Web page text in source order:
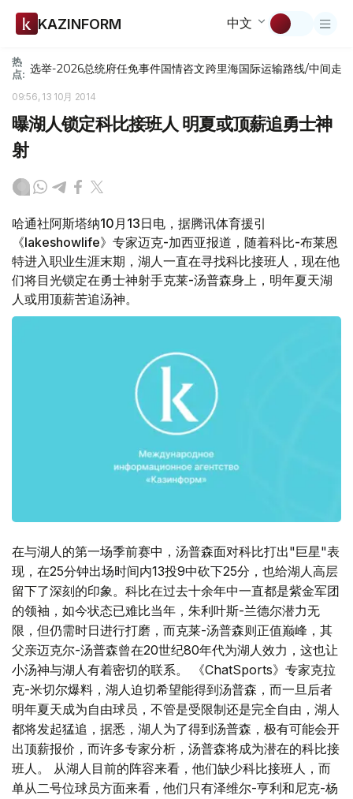
KAZINFORM 中文
热
点: 选举-2026总统府任免事件国情咨文跨里海国际运输路线/中间走廊
09:56, 13 10月 2014
曝湖人锁定科比接班人 明夏或顶薪追勇士神
射
哈通社阿斯塔纳10月13日电，据腾讯体育援引
《lakeshowlife》专家迈克-加西亚报道，随着科比-布莱恩
特进入职业生涯末期，湖人一直在寻找科比接班人，现在他
们将目光锁定在勇士神射手克莱-汤普森身上，明年夏天湖
人或用顶薪苦追汤神。
在与湖人的第一场季前赛中，汤普森面对科比打出"巨星"表
现，在25分钟出场时间内13投9中砍下25分，也给湖人高层
留下了深刻的印象。科比在过去十余年中一直都是紫金军团
的领袖，如今状态已难比当年，朱利叶斯-兰德尔潜力无
限，但仍需时日进行打磨，而克莱-汤普森则正值巅峰，其
父亲迈克尔-汤普森曾在20世纪80年代为湖人效力，这也让
小汤神与湖人有着密切的联系。 《ChatSports》专家克拉
克-米切尔爆料，湖人迫切希望能得到汤普森，而一旦后者
明年夏天成为自由球员，不管是受限制还是完全自由，湖人
都将发起猛追，据悉，湖人为了得到汤普森，极有可能会开
出顶薪报价，而许多专家分析，汤普森将成为潜在的科比接
班人。 从湖人目前的阵容来看，他们缺少科比接班人，而
单从二号位球员方面来看，他们只有泽维尔-亨利和尼克-杨